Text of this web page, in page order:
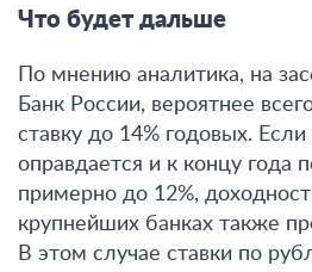
Что будет дальше
По мнению аналитика, на
Банк России, вероятнее
ставку до 14% годовых. Если
оправдается и к концу года
примерно до 12%,
крупнейших банках также
В этом случае ставки по